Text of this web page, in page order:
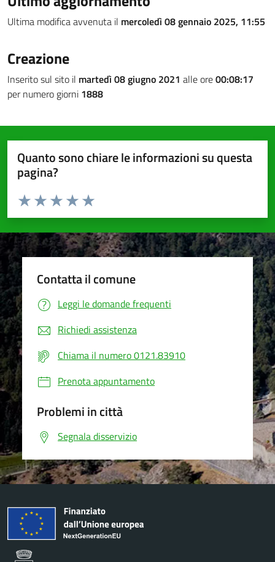
Ultima modifica avvenuta il mercoledì 08 gennaio 2025, 11:55
Creazione
Inserito sul sito il martedì 08 giugno 2021 alle ore00:08:17
per numero giorni 1888
Quanto sono chiare le informazioni su questa
pagina?
Valuta da 1 a 5 stelle la pagina
Valuta 5 stelle su 5
Valuta 4 stelle su 5
Valuta 3 stelle su 5
Valuta 2 stelle su 5
Valuta 1 stelle su 5
Contatta il comune
Leggi le domande frequenti
Richiedi assistenza
Chiama il numero 0121.83910
Prenota appuntamento
Problemi in città
Segnala disservizio